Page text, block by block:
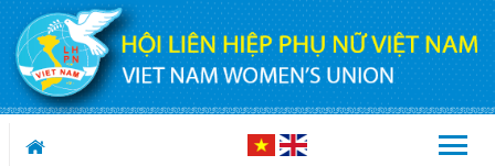
Skip to Content